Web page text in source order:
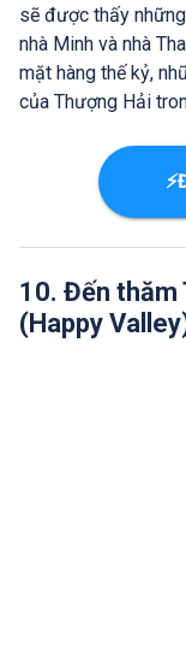
sẽ được thấy
nhà Minh và nhà
mặt hàng thế kỷ,
của Thượng Hải
10. Đến thăm
(Happy